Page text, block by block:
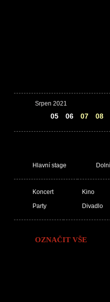
Srpen 2021
05 06 07 08
Hlavní stage
Koncert
Party
Kino
Divadlo
OZNAČIT VŠE